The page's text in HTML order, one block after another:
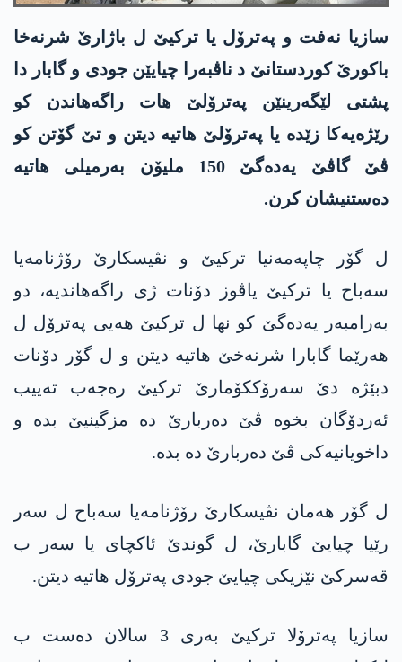
سازیا نەفت و پەترۆل یا ترکیێ ل باژارێ شرنەخا
باکورێ کوردستانێ د ناڤبەرا چیایێن جودی و گابار دا
پشتی لێگەرینێن پەترۆلێ ھات راگەھاندن کو
رێژەیەکا زێدە یا پەترۆلێ ھاتیە دیتن و تێ گۆتن کو
ڤێ گاڤێ یەدەگێ 150 ملیۆن بەرمیلی ھاتیە
دەستنیشان کرن.
ل گۆر چاپەمەنیا ترکیێ و نڤیسکارێ رۆژنامەیا
سەباح یا ترکیێ یاڤوز دۆنات ژی راگەھاندیە، دو
بەرامبەر یەدەگێ کو نھا ل ترکیێ ھەیی پەترۆل ل
ھەرێما گابارا شرنەخێ ھاتیە دیتن و ل گۆر دۆنات
دبێژە دێ سەرۆککۆمارێ ترکیێ رەجەب تەییب
ئەردۆگان بخوە ڤێ دەربارێ دە مزگینیێ بدە و
داخویانیەکی ڤێ دەربارێ دە بدە.
ل گۆر ھەمان نڤیسکارێ رۆژنامەیا سەباح ل سەر
رێیا چیایێ گابارێ، ل گوندێ ئاکچای یا سەر ب
قەسرکێ نێزیکی چیایێ جودی پەترۆل ھاتیە دیتن.
سازیا پەترۆلا ترکیێ بەری 3 سالان دەست ب